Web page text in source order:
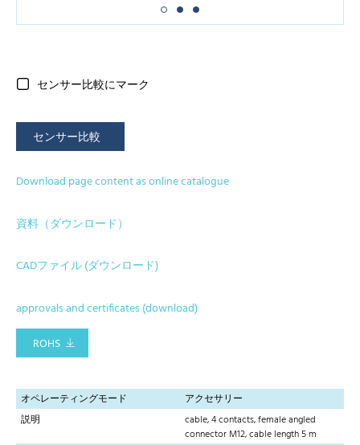
センサー比較にマーク
センサー比較
Download page content as online catalogue
資料（ダウンロード）
CADファイル (ダウンロード)
approvals and certificates (download)
ROHS
オペレーティングモード
アクセサリー
説明
cable, 4 contacts, female angled
connector M12, cable length 5 m